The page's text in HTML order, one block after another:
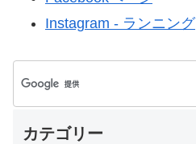
Instagram - ランニング
カテゴリー